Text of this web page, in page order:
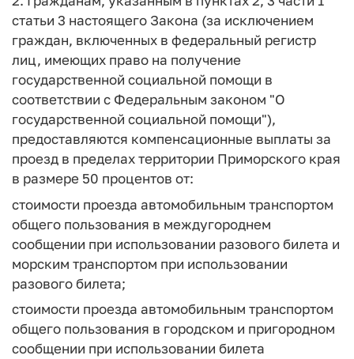
статьи 3 настоящего Закона (за исключением
граждан, включенных в федеральный регистр
лиц, имеющих право на получение
государственной социальной помощи в
соответствии с Федеральным законом "О
государственной социальной помощи"),
предоставляются компенсационные выплаты за
проезд в пределах территории Приморского края
в размере 50 процентов от:
стоимости проезда автомобильным транспортом
общего пользования в междугороднем
сообщении при использовании разового билета и
морским транспортом при использовании
разового билета;
стоимости проезда автомобильным транспортом
общего пользования в городском и пригородном
сообщении при использовании билета